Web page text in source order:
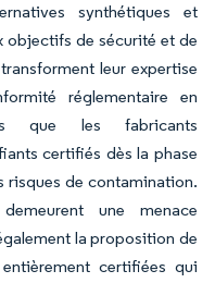
synthétiques et
objectifs de sécurité et de
leur expertise
réglementaire en
que les fabricants
certifiés dès la phase
risques de contamination.
une menace
la proposition de
certifiées qui